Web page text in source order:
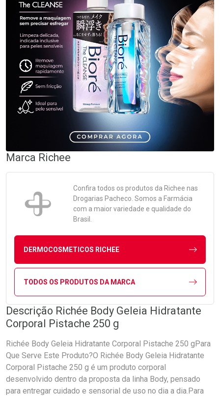
Marca Richee
Confira todos os produtos da Richee nas
Drogarias Pacheco. Somos a Farmácia
com a maior variedade e qualidade do
Brasil.
DERMOCOSMETICOS RICHEE
TODOS OS PRODUTOS DA MARCA
Descrição Richée Body Geleia Hidratante
Corporal Pistache 250 g
Richée Body Geleia Hidratante Corporal Pistache 250 gPara
Que Serve Este Produto?O Richée Body Geleia Hidratante
Corporal Pistache 250 g é um produto corporal
desenvolvido dentro da proposta da linha Body, pensado
para entregar cuidado e sensorial de uso no dia a dia.Para